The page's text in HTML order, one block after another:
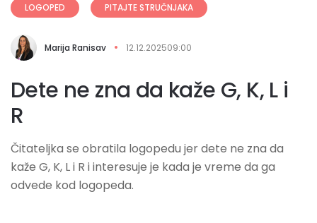
LOGOPED PITAJTE STRUČNJAKA
Marija Ranisav 12.12.202509:00
Dete ne zna da kaže G, K, L i
R
Čitateljka se obratila logopedu jer dete ne zna da
kaže G, K, L i R i interesuje je kada je vreme da ga
odvede kod logopeda.